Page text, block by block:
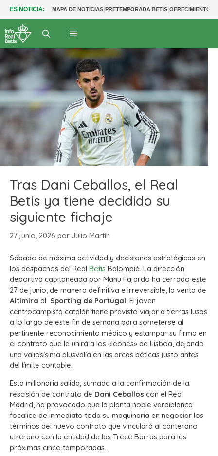
ES NOTICIA: MAPA DE NOTICIAS|PRETEMPORADA BETIS|OFRECIMIENTOS
Tras Dani Ceballos, el Real
Betis ya tiene decidido su
siguiente fichaje
27 junio, 2026 por Julio Martín
Sábado de máxima actividad y decisiones estratégicas en
los despachos del Real Betis Balompié. La dirección
deportiva capitaneada por Manu Fajardo ha cerrado este
27 de junio, de manera definitiva e irreversible, la venta de
Altimira al Sporting de Portugal. El joven
centrocampista catalán tiene previsto viajar a tierras lusas
a lo largo de este fin de semana para someterse al
pertinente reconocimiento médico y estampar su firma en
el contrato que le unirá a los «leones» de Lisboa, dejando
una valiosísima plusvalía en las arcas béticas justo antes
del límite contable.
Esta millonaria salida, sumada a la confirmación de la
rescisión de contrato de Dani Ceballos con el Real
Madrid, ha provocado que la planta noble verdiblanca
focalice de inmediato toda su maquinaria en negociar los
términos del nuevo contrato que vinculará al canterano
utrerano con la entidad de las Trece Barras para las
próximas cinco temporadas.